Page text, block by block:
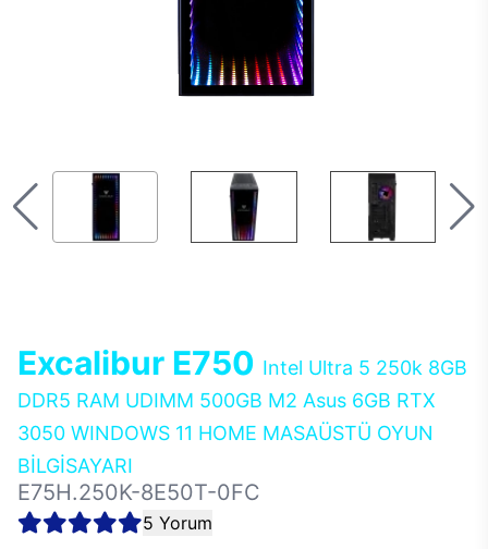
Excalibur E750 Intel Ultra 5 250k 8GB
DDR5 RAM UDIMM 500GB M2 Asus 6GB RTX
3050 WINDOWS 11 HOME MASAÜSTÜ OYUN
BİLGİSAYARI
E75H.250K-8E50T-0FC
5 Yorum